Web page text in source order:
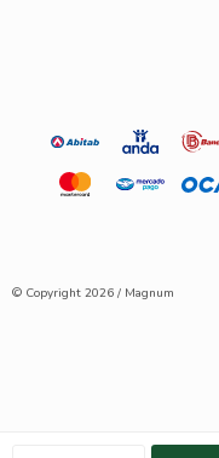
© Copyright 2026 / Magnum